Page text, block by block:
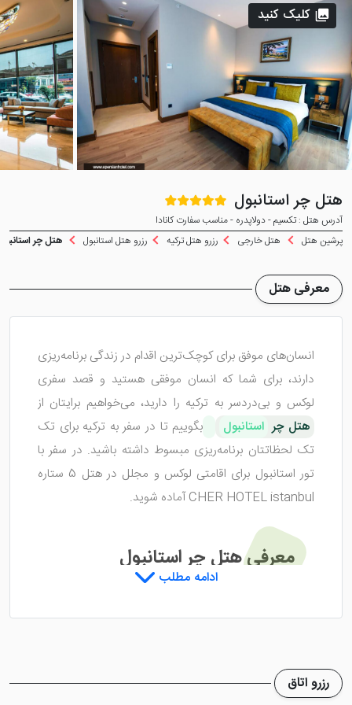
هتل چر استانبول
آدرس هتل : تکسیم - دولاپدره - مناسب سفارت کانادا
پرشین هتل
هتل خارجی رزرو هتل ترکیه رزرو هتل استانبول هتل چر
کلیک کنید
معرفی هتل
انسان‌های موفق برای کوچک‌ترین اقدام در زندگی برنامه‌ریزی
دارند، برای شما که انسان موفقی هستید و قصد سفری
لوکس و بی‌دردسر به ترکیه را دارید، می‌خواهیم برایتان از
هتل چر استانبول
بگوییم تا در سفر به ترکیه برای تک
تک لحظاتتان برنامه‌ریزی مبسوط داشته باشید. در سفر با
تور استانبول برای اقامتی لوکس و مجلل در هتل 5 ستاره
CHER HOTEL istanbul آماده شوید.
معرفی هتل چر استانبول
می‌خواهد در مکان‌های صفر، تازه تأسیس و لوکس بین
ادامه مطلب
رزرو اتاق